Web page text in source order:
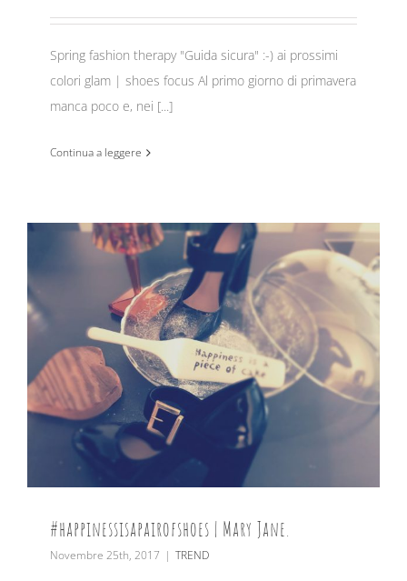
Spring fashion therapy "Guida sicura" :-) ai prossimi
colori glam | shoes focus Al primo giorno di primavera
manca poco e, nei [...]
Continua a leggere
#happinessisapairofshoes | Mary Jane.
Novembre 25th, 2017 | TREND